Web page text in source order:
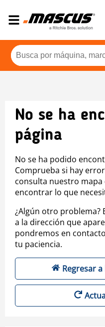
No se ha
página
No se ha podido
Comprueba si hay
consulta nuestro mapa
encontrar lo que
¿Algún otro problema?
a la dirección que
pondremos en
tu paciencia.
Regresar